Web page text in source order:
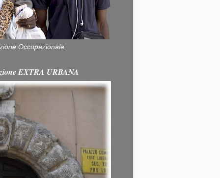
Occupazionale
EXTRA URBANA